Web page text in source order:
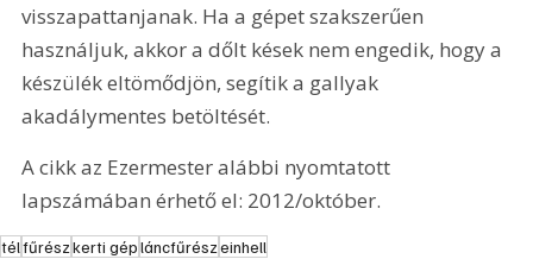
visszapattanjanak. Ha a gépet szakszerűen
használjuk, akkor a dőlt kések nem engedik, hogy a
készülék eltömődjön, segítik a gallyak
akadálymentes betöltését.
A cikk az Ezermester alábbi nyomtatott
lapszámában érhető el: 2012/október.
télfűrészkerti gépláncfűrészeinhell